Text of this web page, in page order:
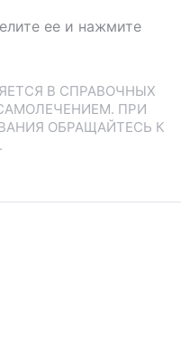
ее и нажмите
В СПРАВОЧНЫХ
ПРИ
ОБРАЩАЙТЕСЬ К